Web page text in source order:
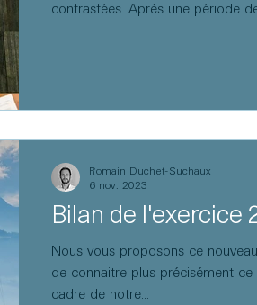
contrastées. Après une période
défis majeurs.
Bilan de l'exercice
Nous vous proposons ce
de connaitre plus précisément
cadre de notre...
Romain Duchet-Suchaux
6 nov. 2023